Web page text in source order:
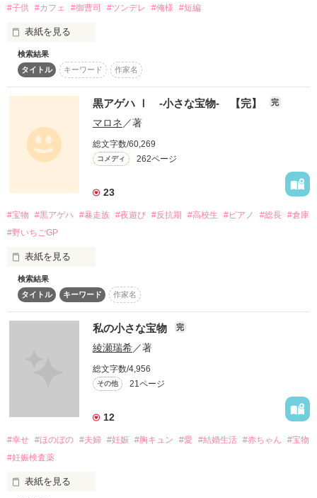
けど…タイムリミットはそこまで来ていたんだね。
泣いて、笑って…共に過ごした日々。
それは…すごい奇跡だったんだ。
…神様、一生のオネガイです。
あたしをもっと家族と一緒に過ごさせてください…。
それともこれは、叶わない願いですか？
作品を読む
#子供 #カフェ #御曹司 #ツンデレ #俺様 #短編
表紙を見る
君は私の宝物。
ずっとずっと可愛い私の男の子。
何があっても守るからね。
検索結果
タイトル
キーワード 作家名
黒アゲハ Ⅰ -小さな宝物- 【完】 完
マロネ／著
総文字数/60,269
コメディ 262ページ
23
#宝物 #黒アゲハ #暴走族 #夜遊び #反抗期 #高校生 #ピアノ #総長 #倉庫
#野いちごGP
表紙を見る
県No.1の族
知ってる者はいない
検索結果
タイトル
キーワード 作家名
私の小さな宝物 完
綾瀬瑞希／著
総文字数/4,956
その他 21ページ
12
#幸せ #ほのぼの #夫婦 #妊娠 #胸キュン #愛 #結婚生活 #赤ちゃん
#宝物
#妊娠検査薬
表紙を見る